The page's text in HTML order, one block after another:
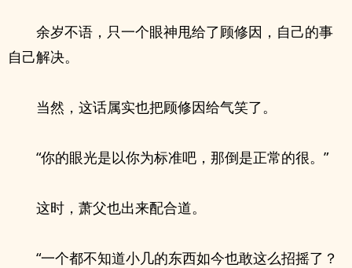
余岁不语，只一个眼神甩给了顾修因，自己的事
自己解决。
当然，这话属实也把顾修因给气笑了。
“你的眼光是以你为标准吧，那倒是正常的很。”
这时，萧父也出来配合道。
“一个都不知道小几的东西如今也敢这么招摇了？